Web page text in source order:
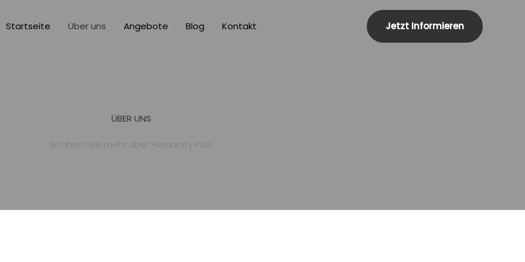
Startseite Über uns Angebote Blog Kontakt Jetzt Informieren
ÜBER UNS
Erfahren Sie mehr über Humanity Plus